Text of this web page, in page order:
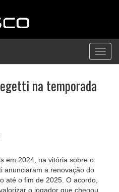
na temporada
em 2024, na vitória sobre o
anunciaram a renovação do
até o fim de 2025. O acordo,
o jogador que chegou